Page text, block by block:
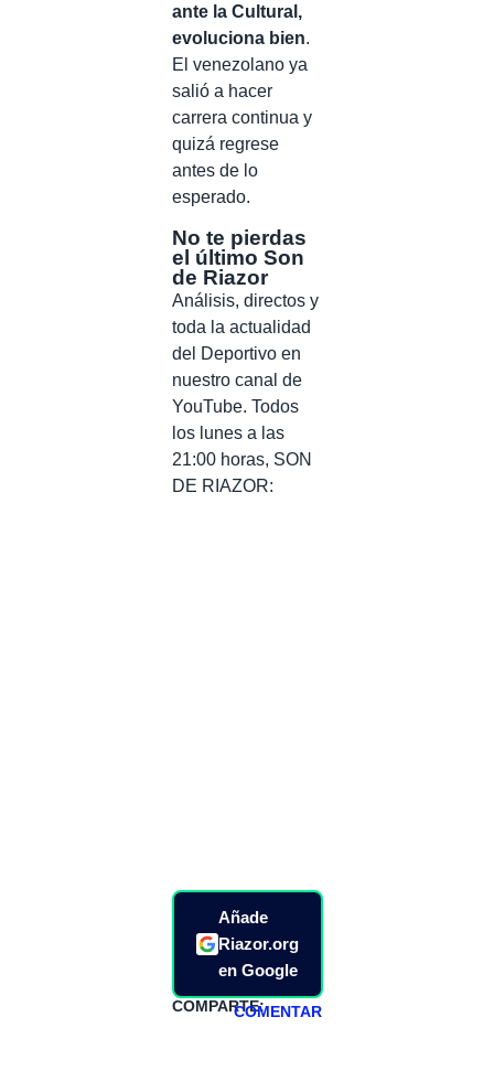
ante la Cultural,
evoluciona bien.
El venezolano ya
salió a hacer
carrera continua y
quizá regrese
antes de lo
esperado.
No te pierdas
el último Son
de Riazor
Análisis, directos y
toda la actualidad
del Deportivo en
nuestro canal de
YouTube. Todos
los lunes a las
21:00 horas, SON
DE RIAZOR:
Añade
Riazor.org
en Google
COMPARTE:COMENTAR